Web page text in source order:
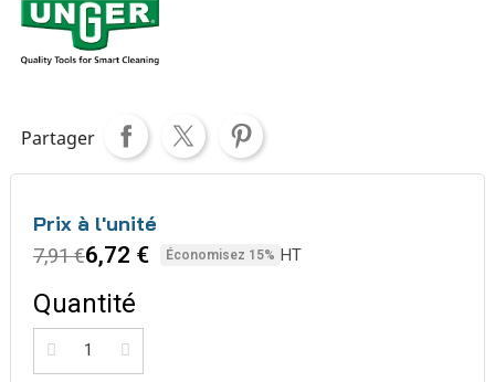
Partager
Prix à l'unité
7,91 €6,72 € Économisez 15% HT
Quantité